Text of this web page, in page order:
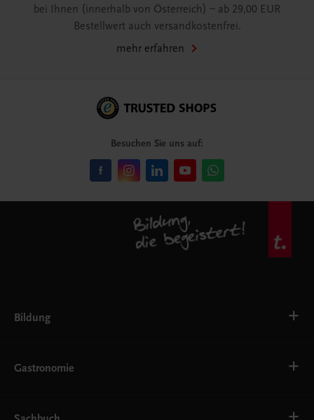
bei Ihnen (innerhalb von Österreich) – ab 29,00 EUR
Bestellwert auch versandkostenfrei.
mehr erfahren
Besuchen Sie uns auf:
Bildung
AHS
EWF/ZWF
Gastronomie